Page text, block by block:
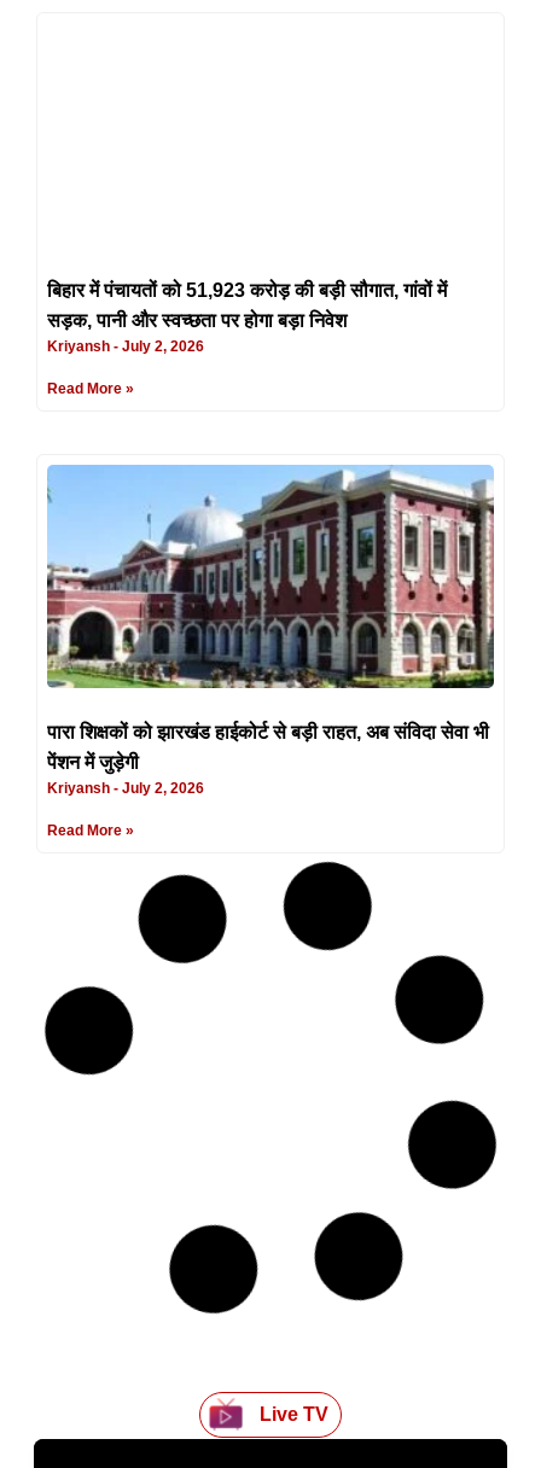
बिहार में पंचायतों को 51,923 करोड़ की बड़ी सौगात, गांवों में
सड़क, पानी और स्वच्छता पर होगा बड़ा निवेश
Kriyansh July 2, 2026
Read More »
पारा शिक्षकों को झारखंड हाईकोर्ट से बड़ी राहत, अब संविदा सेवा भी
पेंशन में जुड़ेगी
Kriyansh July 2, 2026
Read More »
रांची में शराब फैक्ट्री पर छापा: राजद नेता व पूर्व MLC सुबोध राय
July 2, 2026